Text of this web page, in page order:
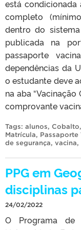
está
completo
dentro do
publicada na
passaporte
dependências da
o estudante deve
na aba “Vacinação
comprovante
Tags: alunos, Cobalto,
Matrícula, Passaporte
de segurança, vacina,
PPG em
disciplinas
24/02/2022
O Programa de